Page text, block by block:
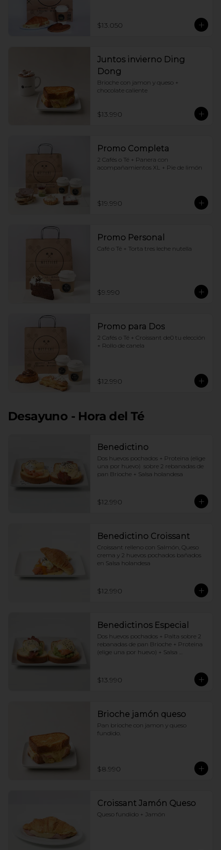
$13.050
Juntos invierno Ding
Dong
Brioche con jamon y queso +
chocolate caliente
$13.990
Promo Completa
2 Cafés o Té + Panera con
acompañamientos XL + Pie de limón
$19.990
Promo Personal
Café o Té + Torta tres leche nutella
$9.990
Promo para Dos
2 Cafés o Té + Croissant de0 tu elección
+ Rollo de canela
$12.990
Desayuno - Hora del Té
Benedictino
Dos huevos pochados + Proteina (elige
una por huevo)  sobre 2 rebanadas de
pan Brioche + Salsa holandesa
$12.990
Benedictino Croissant
Croissant relleno con Salmón, Queso
crema y 2 huevos pochados bañados
en Salsa holandesa
$12.990
Benedictinos Especial
Dos huevos pochados + Palta sobre 2
rebanadas de pan Brioche + Proteina
(elige una por huevo) + Salsa
$13.990
Brioche jamón queso
Pan brioche con jamon y queso
fundido.
$8.990
Croissant Jamón Queso
Queso fundido + Jamón